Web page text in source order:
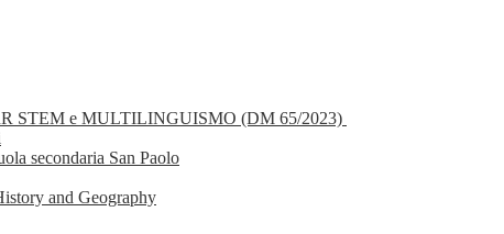
STEM e MULTILINGUISMO (DM 65/2023)
secondaria San Paolo
and Geography